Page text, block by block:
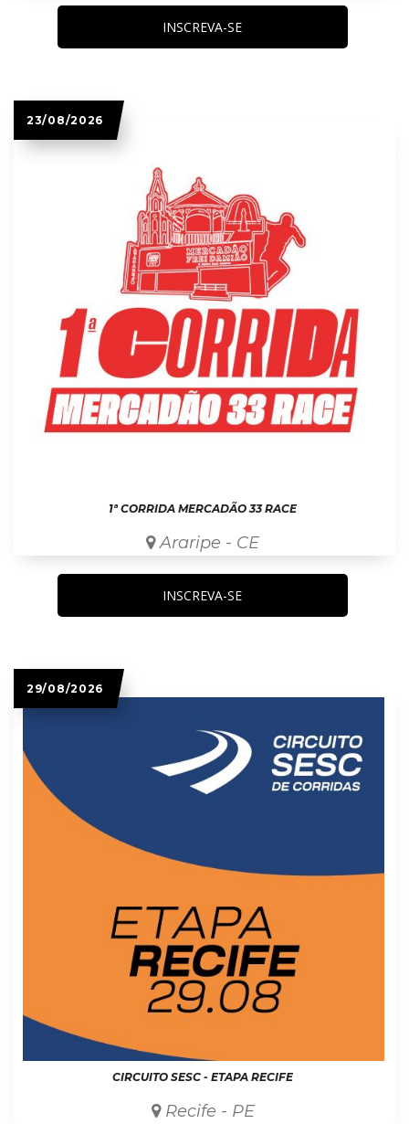
INSCREVA-SE
23/08/2026
1ª CORRIDA MERCADÃO 33 RACE
Araripe - CE
INSCREVA-SE
29/08/2026
CIRCUITO SESC - ETAPA RECIFE
Recife - PE